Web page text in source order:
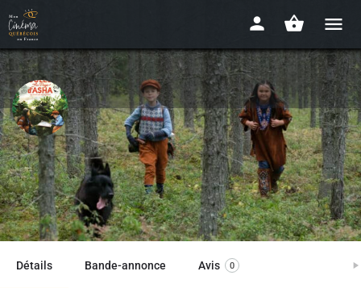
Jules au pays d'Asha
2023 - 1h29
Date de sortie
18 décembre 2024 Disponibilité : AU CINÉMA
Détails Bande-annonce Avis 0